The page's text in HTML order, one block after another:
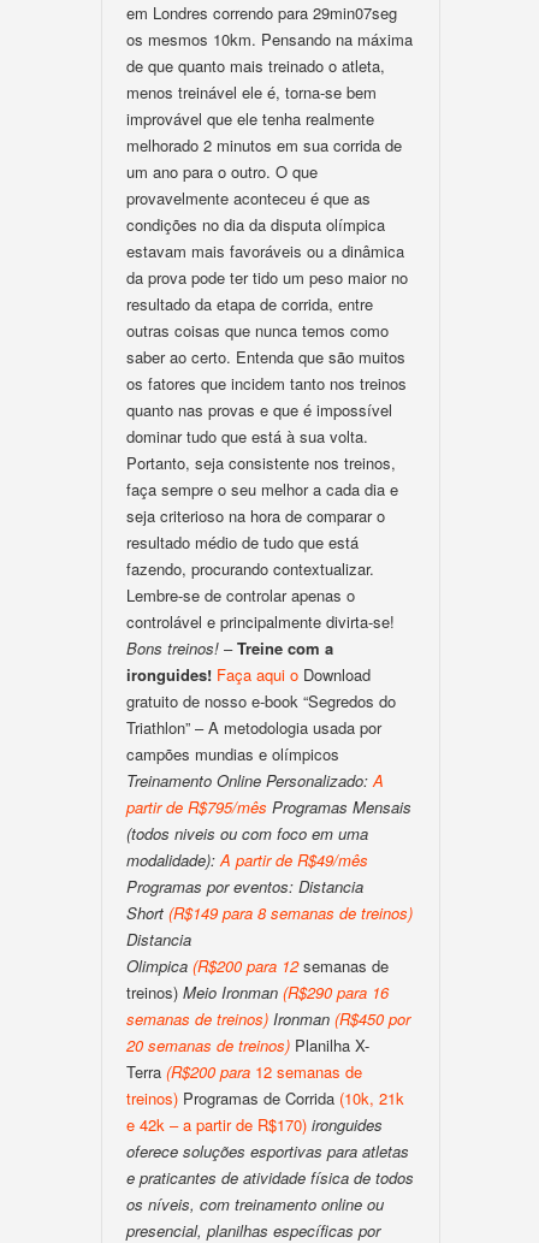
em Londres correndo para 29min07seg
os mesmos 10km. Pensando na máxima
de que quanto mais treinado o atleta,
menos treinável ele é, torna-se bem
improvável que ele tenha realmente
melhorado 2 minutos em sua corrida de
um ano para o outro. O que
provavelmente aconteceu é que as
condições no dia da disputa olímpica
estavam mais favoráveis ou a dinâmica
da prova pode ter tido um peso maior no
resultado da etapa de corrida, entre
outras coisas que nunca temos como
saber ao certo. Entenda que são muitos
os fatores que incidem tanto nos treinos
quanto nas provas e que é impossível
dominar tudo que está à sua volta.
Portanto, seja consistente nos treinos,
faça sempre o seu melhor a cada dia e
seja criterioso na hora de comparar o
resultado médio de tudo que está
fazendo, procurando contextualizar.
Lembre-se de controlar apenas o
controlável e principalmente divirta-se!
Bons treinos! –Treine com a
ironguides! Faça aqui o Download
gratuito de nosso e-book “Segredos do
Triathlon” – A metodologia usada por
campões mundias e olímpicos
Treinamento Online Personalizado:A
partir de R$795/mês Programas Mensais
(todos niveis ou com foco em uma
modalidade):A partir de R$49/mês
Programas por eventos: Distancia
Short (R$149 para 8 semanas de treinos)
Distancia
Olimpica (R$200 para 12semanas de
treinos) Meio Ironman (R$290 para 16
semanas de treinos) Ironman (R$450 por
20 semanas de treinos) Planilha X-
Terra (R$200 para 12 semanas de
treinos) Programas de Corrida (10k, 21k
e 42k – a partir de R$170) ironguides
oferece soluções esportivas para atletas
e praticantes de atividade física de todos
os níveis, com treinamento online ou
presencial, planilhas específicas por